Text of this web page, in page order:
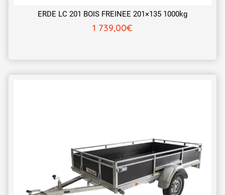
ERDE LC 201 BOIS FREINEE 201×135 1000kg
1 739,00€